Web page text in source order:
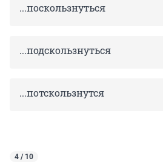
...поскользнуться
...подскользнуться
...потскользнутся
4 / 10